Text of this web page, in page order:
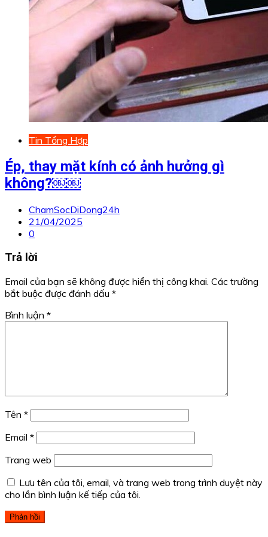
Tin Tổng Hợp
Ép, thay mặt kính có ảnh hưởng gì
không?￼￼
ChamSocDiDong24h
21/04/2025
0
Trả lời
Email của bạn sẽ không được hiển thị công khai. Các trường
bắt buộc được đánh dấu *
Bình luận *
Tên *
Email *
Trang web
Lưu tên của tôi, email, và trang web trong trình duyệt này
cho lần bình luận kế tiếp của tôi.